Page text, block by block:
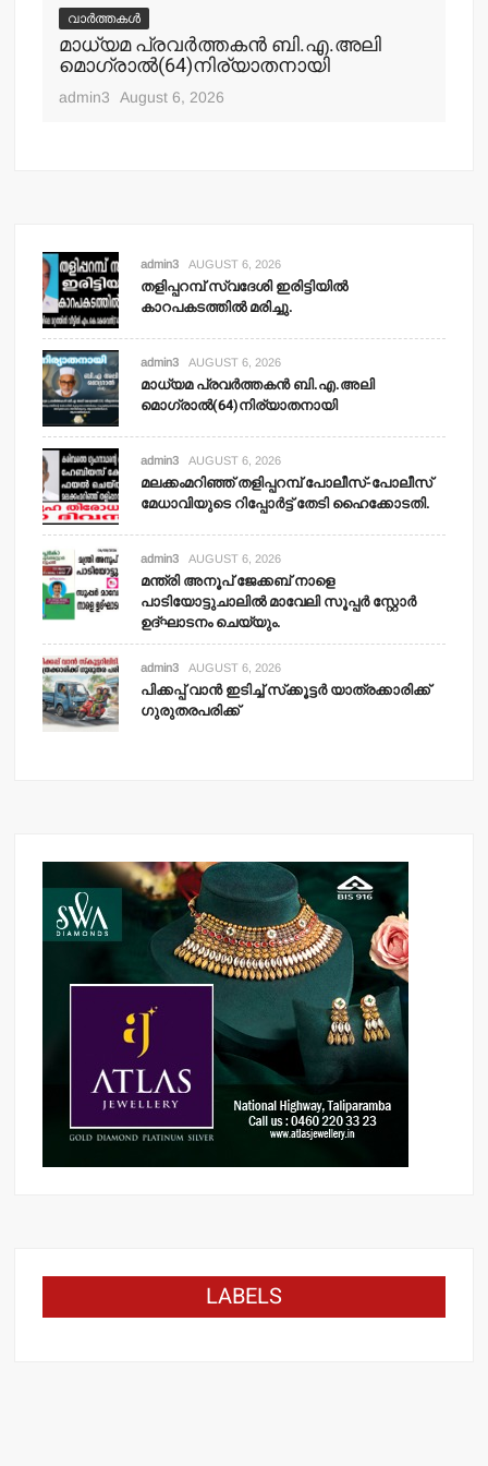
വാർത്തകൾ
മാധ്യമ പ്രവര്‍ത്തകന്‍ ബി.എ.അലി
മൊഗ്രാല്‍(64)നിര്യാതനായി
admin3 August 6, 2026
admin3 AUGUST 6, 2026
തളിപ്പറമ്പ് സ്വദേശി ഇരിട്ടിയില്‍
കാറപകടത്തില്‍ മരിച്ചു.
admin3 AUGUST 6, 2026
മാധ്യമ പ്രവര്‍ത്തകന്‍ ബി.എ.അലി
മൊഗ്രാല്‍(64)നിര്യാതനായി
admin3 AUGUST 6, 2026
മലക്കംമറിഞ്ഞ് തളിപ്പറമ്പ് പോലീസ്-പോലീസ്
മേധാവിയുടെ റിപ്പോര്‍ട്ട് തേടി ഹൈക്കോടതി.
admin3 AUGUST 6, 2026
മന്ത്രി അനൂപ് ജേക്കബ് നാളെ
പാടിയോട്ടുചാലില്‍ മാവേലി സൂപ്പര്‍ സ്റ്റോര്‍
ഉദ്ഘാടനം ചെയ്യും.
admin3 AUGUST 6, 2026
പിക്കപ്പ് വാന്‍ ഇടിച്ച് സ്‌ക്കൂട്ടര്‍ യാത്രക്കാരിക്ക്
ഗുരുതരപരിക്ക്
LABELS